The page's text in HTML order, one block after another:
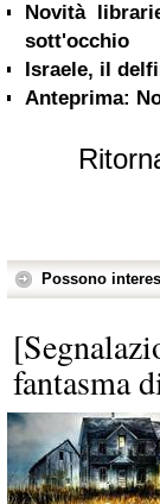
Novità
sott'occhio
Israele, il
Anteprima:
Possono
fantasma